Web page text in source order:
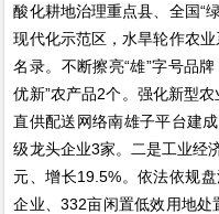
酸化耕地治理重点县、全国“
现代化示范区，水旱轮作农
名录。不断擦亮“雄”字号品
优新”农产品2个。强化新型
直供配送网络南雄子平台建
级龙头企业3家。二是工业经
元、增长19.5%。依法依规
企业、332亩闲置低效用地